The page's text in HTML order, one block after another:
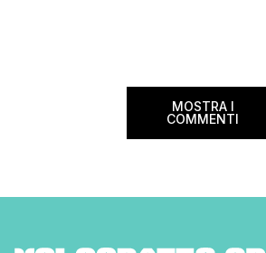
MOSTRA I
COMMENTI